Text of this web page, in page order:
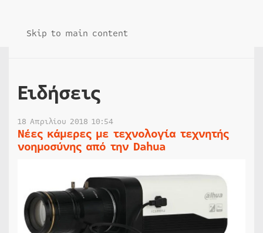
Skip to main content
Ειδήσεις
18 Απριλίου 2018 10:54
Νέες κάμερες με τεχνολογία τεχνητής
νοημοσύνης από την Dahua